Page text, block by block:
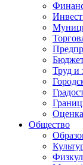
Труд и
Общество